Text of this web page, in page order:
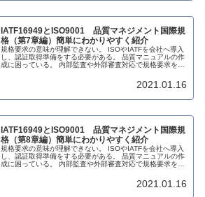
IATF16949とISO9001 品質マネジメント国際規
格（第7章編）簡単にわかりやすく紹介
規格要求の意味が理解できない。 ISOやIATFを会社へ導入
し、認証取得準備をする必要がある。 品質マニュアルの作
成に困っている。 内部監査や外部審査対応で規格要求を理
2021.01.16
IATF16949とISO9001 品質マネジメント国際規
格（第8章編）簡単にわかりやすく紹介
規格要求の意味が理解できない。 ISOやIATFを会社へ導入
し、認証取得準備をする必要がある。 品質マニュアルの作
成に困っている。 内部監査や外部審査対応で規格要求を理
2021.01.16